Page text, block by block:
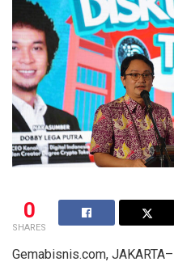
0
SHARES
Gemabisnis.com,